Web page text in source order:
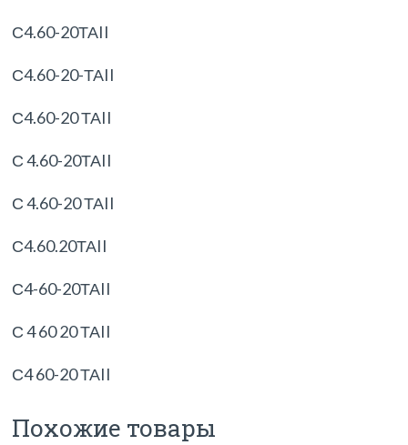
С4.60-20ТАII
С4.60-20-ТАII
С4.60-20 ТАII
С 4.60-20ТАII
С 4.60-20 ТАII
С4.60.20ТАII
С4-60-20ТАII
С 4 60 20 ТАII
С4 60-20 ТАII
Похожие товары